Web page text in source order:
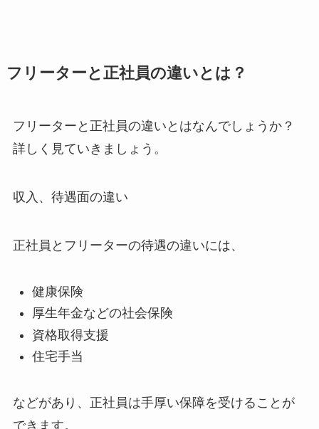
フリーターと正社員の違いとは？
フリーターと正社員の違いとはなんでしょうか？
詳しく見ていきましょう。
収入、待遇面の違い
正社員とフリーターの待遇の違いには、
健康保険
厚生年金などの社会保険
資格取得支援
住宅手当
などがあり、正社員は手厚い保障を受けることが
できます。